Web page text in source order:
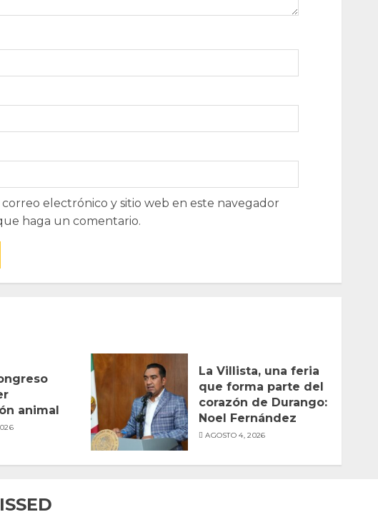
electrónico y sitio web en este navegador
haga un comentario.
animal
La Villista, una feria
que forma parte del
corazón de Durango:
Noel Fernández
AGOSTO 4, 2026